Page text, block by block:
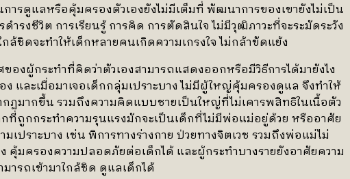
การดูแลหรือคุ้มครองตัวเองยังไม่มีเต็มที่ พัฒนาการของเขายังไม่เป็น
รงชีวิต การเรียนรู้ การคิด การตัดสินใจ ไม่มีวุฒิภาวะที่จะระมัดระวัง
ชิดจะทำให้เด็กหลายคนเกิดความเกรงใจ ไม่กล้าขัดแย้ง
งผู้กระทำที่คิดว่าตัวเองสามารถแสดงออกหรือมีวิธีการได้มายังไง
และเมื่อมาเจอเด็กกลุ่มเปราะบาง ไม่มีผู้ใหญ่คุ้มครองดูแล จึงทำให้
ฏมากขึ้น รวมถึงความคิดแบบชายเป็นใหญ่ที่ไม่เคารพสิทธิในเนื้อตัว
กที่ถูกกระทำความรุนแรงมักจะเป็นเด็กที่ไม่มีพ่อแม่อยู่ด้วย หรืออาศัย
ปราะบาง เช่น พิการทางร่างกาย ป่วยทางจิตเวช รวมถึงพ่อแม่ไม่
คุ้มครองความปลอดภัยต่อเด็กได้ และผู้กระทำบางรายยังอาศัยความ
มารถเข้ามาใกล้ชิด ดูแลเด็กได้